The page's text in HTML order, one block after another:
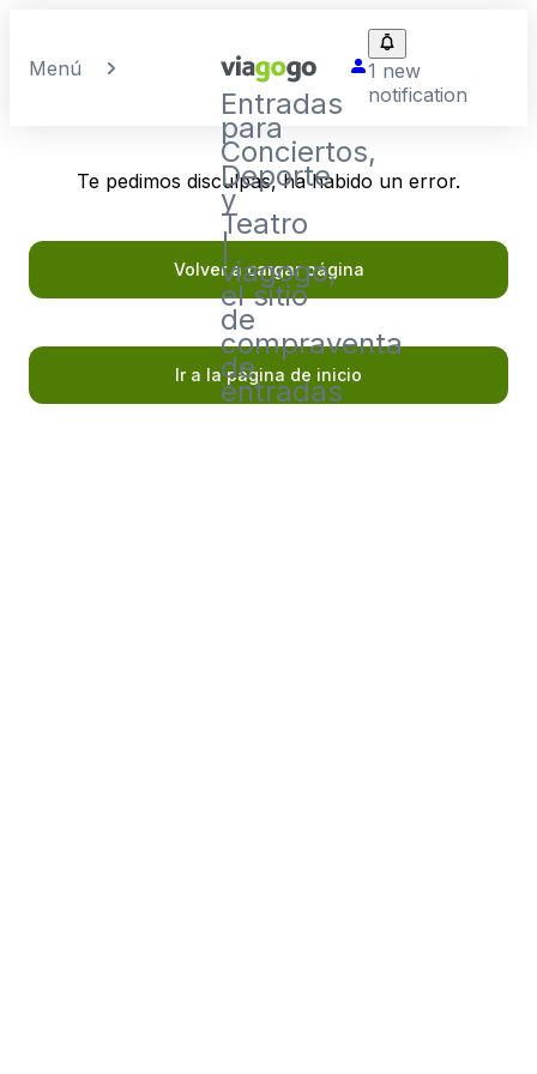
Menú
Entradas
para
Conciertos,
Deporte
y
Teatro
|
viagogo,
el sitio
de
compraventa
de
entradas
1 new
notification
Te pedimos disculpas, ha habido un error.
Volver a cargar página
Ir a la página de inicio